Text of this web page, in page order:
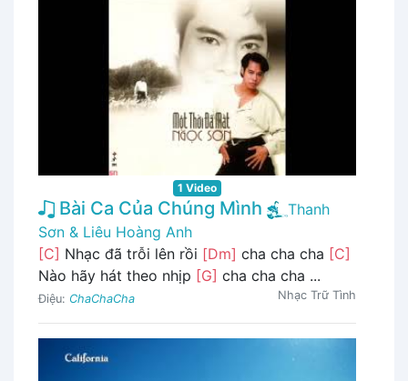
1 Video
Bài Ca Của Chúng Mình
Thanh
Sơn & Liêu Hoàng Anh
[C] Nhạc đã trỗi lên rồi [Dm] cha cha cha [C]
Nào hãy hát theo nhịp [G] cha cha cha ...
Điệu: ChaChaCha Nhạc Trữ Tình